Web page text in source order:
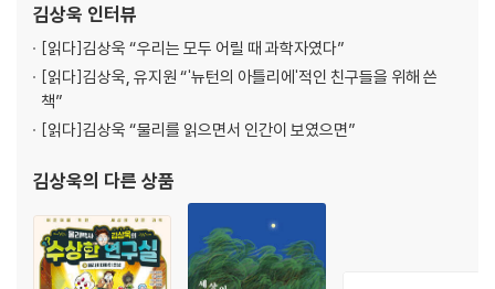
영웅 없는 위기
과학은 국정화를 싫어해
사과의 물리학
부재의 실재
제3장. 나는 과학자다
나는 과학자다
운동을 시작하는 방법
전어와 노벨상
137분의 1
김상욱 인터뷰
[읽다]김상욱 “우리는 모두 어릴 때 과학자였다”
[읽다]김상욱, 유지원 “'뉴턴의 아틀리에'적인 친구들을 위해 쓴
책”
[읽다]김상욱 “물리를 읽으면서 인간이 보였으면”
김상욱의 다른 상품